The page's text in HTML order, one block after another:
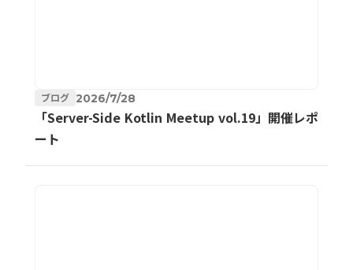
ブログ 2026/7/28
「Server-Side Kotlin Meetup vol.19」開催レポ
ート